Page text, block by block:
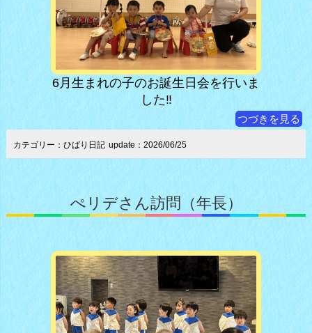
6月生まれの子のお誕生日会を行いま
した‼︎
つづきを見る
カテゴリー：ひばり日記 update：2026/06/25
ぺリデさん訪問（年長）